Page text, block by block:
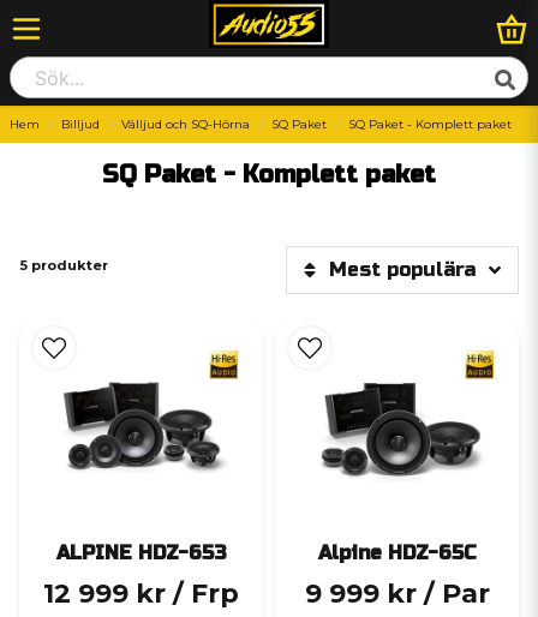
Hem Billjud Välljud och SQ-Hörna SQ Paket SQ Paket - Komplett paket
SQ Paket - Komplett paket
5 produkter Mest populära
ALPINE HDZ-653
12 999 kr / Frp
Alpine HDZ-65C
9 999 kr / Par